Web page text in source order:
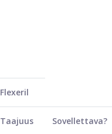
Flexeril
Taajuus Sovellettava?